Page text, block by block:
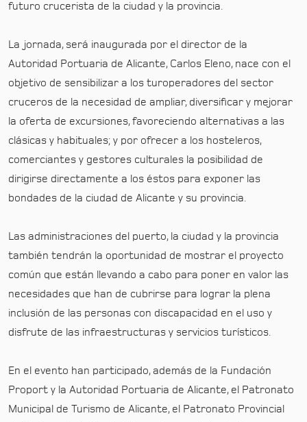
futuro crucerista de la ciudad y la provincia.
La jornada, será inaugurada por el director de la
Autoridad Portuaria de Alicante, Carlos Eleno, nace con el
objetivo de sensibilizar a los turoperadores del sector
cruceros de la necesidad de ampliar, diversificar y mejorar
la oferta de excursiones, favoreciendo alternativas a las
clásicas y habituales; y por ofrecer a los hosteleros,
comerciantes y gestores culturales la posibilidad de
dirigirse directamente a los éstos para exponer las
bondades de la ciudad de Alicante y su provincia.
Las administraciones del puerto, la ciudad y la provincia
también tendrán la oportunidad de mostrar el proyecto
común que están llevando a cabo para poner en valor las
necesidades que han de cubrirse para lograr la plena
inclusión de las personas con discapacidad en el uso y
disfrute de las infraestructuras y servicios turísticos.
En el evento han participado, además de la Fundación
Proport y la Autoridad Portuaria de Alicante, el Patronato
Municipal de Turismo de Alicante, el Patronato Provincial